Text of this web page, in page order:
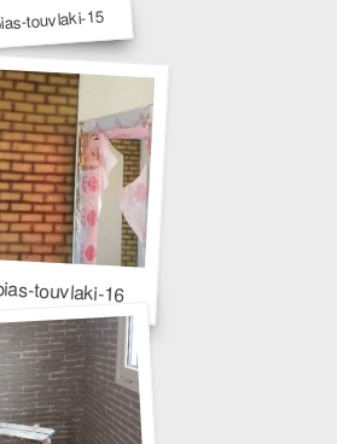
touvlaki-15
touvlaki-16